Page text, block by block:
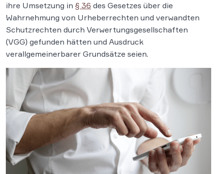
ihre Umsetzung in § 36 des Gesetzes über die
Wahrnehmung von Urheberrechten und verwandten
Schutzrechten durch Verwertungsgesellschaften
(VGG) gefunden hätten und Ausdruck
verallgemeinerbarer Grundsätze seien.